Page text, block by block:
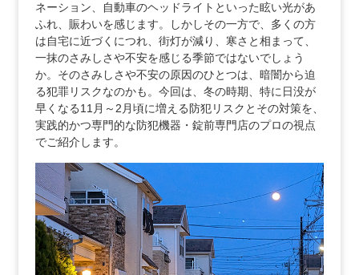
ネーション、自動車のヘッドライトといった眩い光があ
ふれ、賑わいを感じます。しかしその一方で、多くの方
は自宅に近づくにつれ、街灯が減り、寒さと相まって、
一抹のさみしさや不安を感じる季節ではないでしょう
か。そのさみしさや不安の原因のひとつは、暗闇から迫
る犯罪リスクなのかも。今回は、冬の時期、特に日没が
早くなる11月～2月頃に増える防犯リスクとその対策を、
実践的かつ専門的な防犯機器・錠前専門店のプロの視点
でご紹介します。